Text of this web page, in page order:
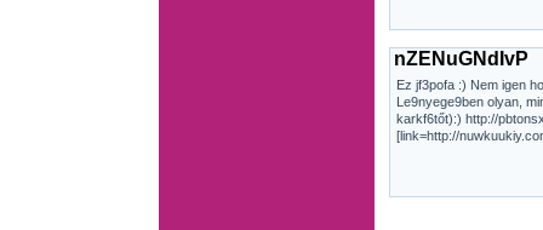
nZENuGNdIvP
Ez jf3pofa :) Nem igen
Le9nyege9ben olyan,
karkf6tőt):) http://
[link=http://